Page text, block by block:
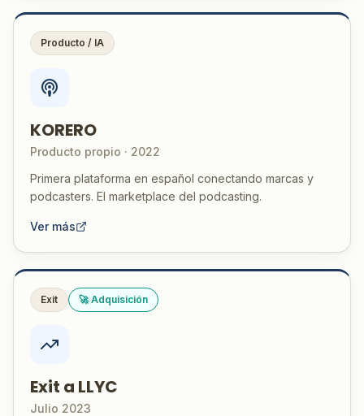
Producto / IA
KORERO
Producto propio · 2022
Primera plataforma en español conectando marcas y
podcasters. El marketplace del podcasting.
Ver más
Exit 🚀 Adquisición
Exit a LLYC
Julio 2023